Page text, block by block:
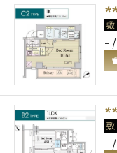
敷
- /
敷
- /